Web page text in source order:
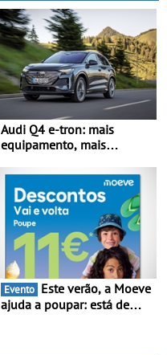
Audi Q4 e-tron: mais
equipamento, mais
ainda mais competitiva -
Até 740 quilómetros de
autonomia e carregamento
mais rápido
Evento
ajuda a poupar: está de